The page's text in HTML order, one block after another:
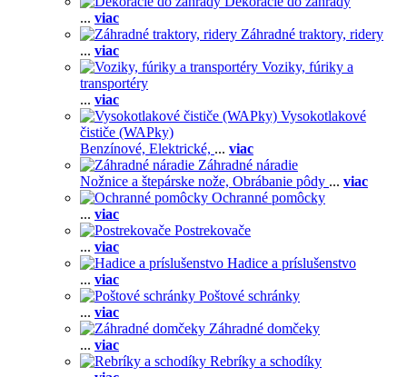
... viac
Záhradné traktory, ridery
... viac
Voziky, fúriky a
transportéry
... viac
Vysokotlakové
čističe (WAPky)
Benzínové, Elektrické, ... viac
Záhradné náradie
Nožnice a štepárske nože, Obrábanie pôdy ... viac
Ochranné pomôcky
... viac
Postrekovače
... viac
Hadice a príslušenstvo
... viac
Poštové schránky
... viac
Záhradné domčeky
... viac
Rebríky a schodíky